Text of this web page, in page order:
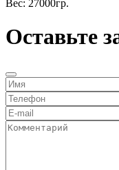
Оставьте